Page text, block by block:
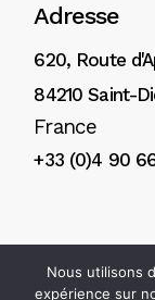
Adresse
620, Route
84210 Saint-
France
+33 (0)4 90
© 2025H.
Nous utilisons
expérience sur